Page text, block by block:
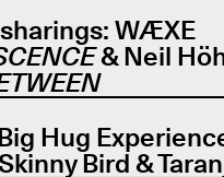
WÆXE
& Neil
Hug
Bird &